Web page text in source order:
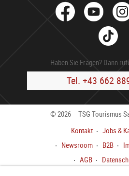
Tik
Haben Sie Fragen? Dann
Tel. +43 662
© 2026 – TSG Tourismus
Kontakt
Jobs &
Newsroom
B2B
AGB